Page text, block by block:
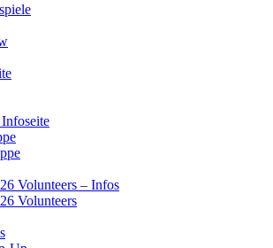
Volunteers – Infos
Volunteers